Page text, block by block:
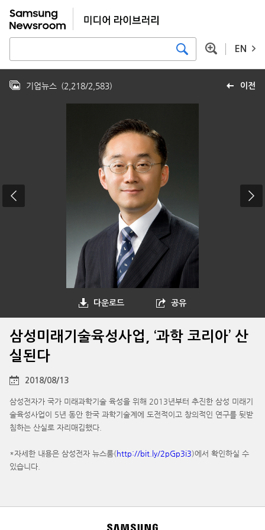
EN
이전
기업뉴스 (2,218/2,583)
다운로드 공유
삼성미래기술육성사업, ‘과학 코리아’ 산
실된다
2018/08/13
삼성전자가 국가 미래과학기술 육성을 위해 2013년부터 추진한 삼성 미래기
술육성사업이 5년 동안 한국 과학기술계에 도전적이고 창의적인 연구를 뒷받
침하는 산실로 자리매김했다.
*자세한 내용은 삼성전자 뉴스룸(http://bit.ly/2pGp3i3)에서 확인하실 수
있습니다.